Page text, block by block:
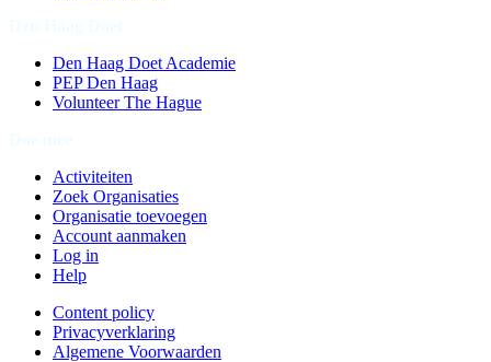
Den Haag Doet Academie
PEP Den Haag
Volunteer The Hague
Activiteiten
Zoek Organisaties
Organisatie toevoegen
Account aanmaken
Log in
Help
Content policy
Privacyverklaring
Algemene Voorwaarden